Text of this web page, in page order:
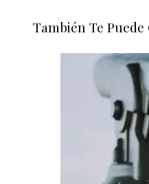
También Te Puede